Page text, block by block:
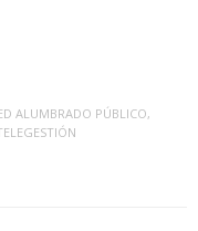
ALUMBRADO PÚBLICO,